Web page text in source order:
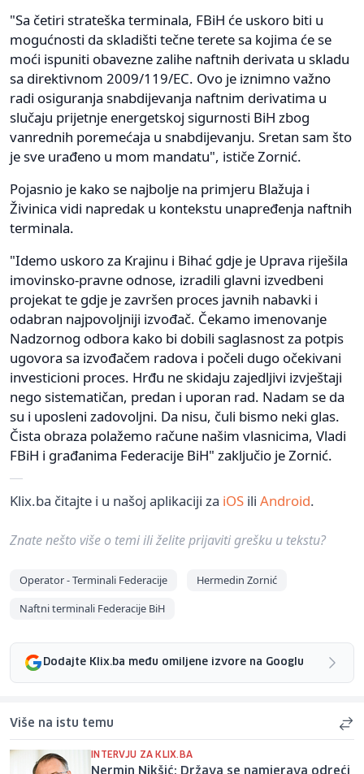
"Sa četiri strateška terminala, FBiH će uskoro biti u
mogućnosti da skladišti tečne terete sa kojima će se
moći ispuniti obavezne zalihe naftnih derivata u skladu
sa direktivnom 2009/119/EC. Ovo je iznimno važno
radi osiguranja snabdijevanja naftnim derivatima u
slučaju prijetnje energetskoj sigurnosti BiH zbog
vanrednih poremećaja u snabdijevanju. Sretan sam što
je sve urađeno u mom mandatu", ističe Zornić.
Pojasnio je kako se najbolje na primjeru Blažuja i
Živinica vidi napredak u kontekstu unapređenja naftnih
terminala.
"Idemo uskoro za Krajinu i Bihać gdje je Uprava riješila
imovinsko-pravne odnose, izradili glavni izvedbeni
projekat te gdje je završen proces javnih nabavki i
odabran najpovoljniji izvođač. Čekamo imenovanje
Nadzornog odbora kako bi dobili saglasnost za potpis
ugovora sa izvođačem radova i počeli dugo očekivani
investicioni proces. Hrđu ne skidaju zajedljivi izvještaji
nego sistematičan, predan i uporan rad. Nadam se da
su i uposleni zadovoljni. Da nisu, čuli bismo neki glas.
Čista obraza polažemo račune našim vlasnicima, Vladi
FBiH i građanima Federacije BiH" zaključio je Zornić.
Klix.ba čitajte i u našoj aplikaciji za iOS ili Android.
Znate nešto više o temi ili želite prijaviti grešku u tekstu?
Operator - Terminali Federacije
Hermedin Zornić
Naftni terminali Federacije BiH
Dodajte Klix.ba među omiljene izvore na Googlu
Više na istu temu
INTERVJU ZA KLIX.BA
Nermin Nikšić: Država se namjerava odreći